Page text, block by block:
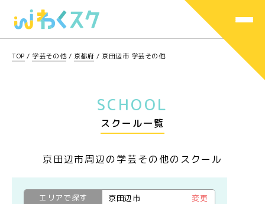
TOP / 学芸その他 / 京都府 / 京田辺市 学芸その他
SCHOOL
スクール一覧
京田辺市周辺の学芸その他のスクール
エリアで探す 京田辺市
変更